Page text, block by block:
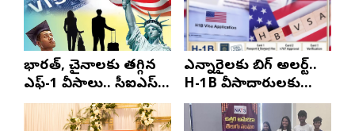
భారత్, చైనాలకు తగ్గిన
ఎఫ్-1 వీసాలు.. సీఐఎస్
నివేదిక..!
ఎన్నారైలకు బిగ్ అలర్ట్..
H-1B వీసాదారులకు
ప్రయాణ సమయంలో
స్టేటస్ ప్రూఫ్స్ తప్పనిసరి..!